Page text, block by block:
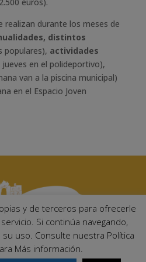
realizan durante los meses de
distintos
populares), actividades
jueves en el polideportivo),
van a la piscina municipal)
en el Espacio Joven
Plaza Mayor de Andalucía, 1 C.P:
del Río (Córdoba)
y de terceros para ofrecerle
Si continúa navegando,
uso. Consulte nuestra Política
Más información.